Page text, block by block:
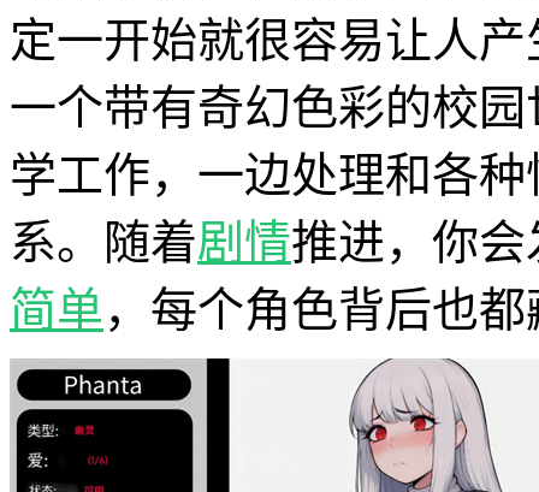
定一开始就很容易让人
一个带有奇幻色彩的校
学工作，一边处理和各
系。随着剧情推进，你
简单，每个角色背后也